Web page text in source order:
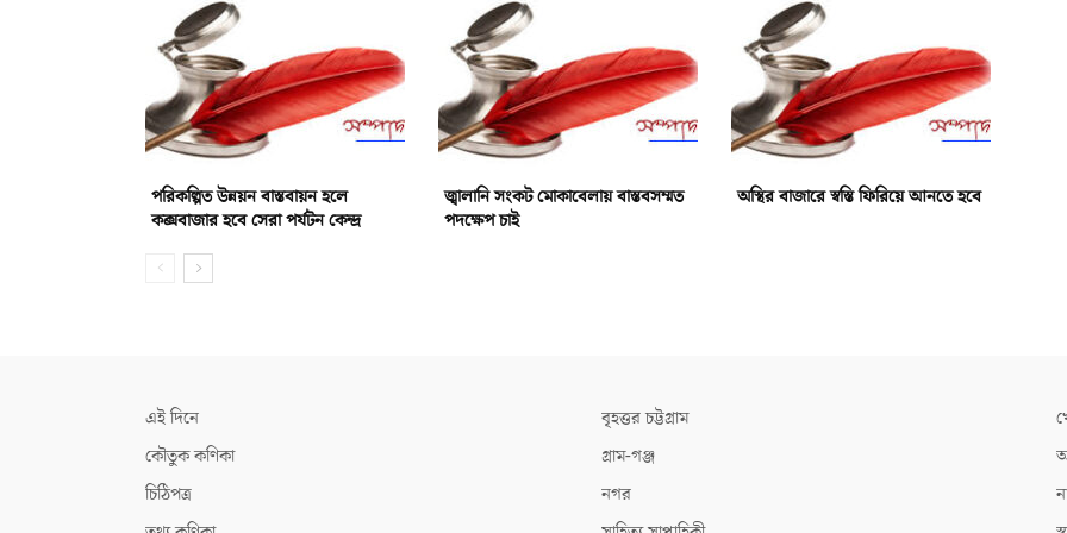
পরিকল্পিত উন্নয়ন বাস্তবায়ন হলে
কক্সবাজার হবে সেরা পর্যটন কেন্দ্র
জ্বালানি সংকট মোকাবেলায় বাস্তবসম্মত
পদক্ষেপ চাই
অস্থির বাজারে স্বস্তি ফিরিয়ে আনতে হবে
এই দিনে
কৌতুক কণিকা
চিঠিপত্র
বৃহত্তর চট্টগ্রাম
গ্রাম-গঞ্জ
নগর